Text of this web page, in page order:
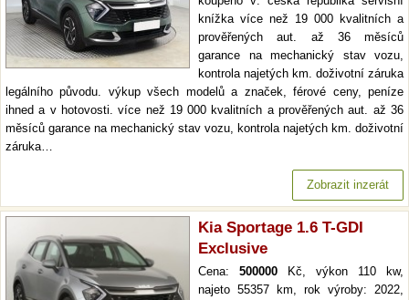
knížka více než 19 000 kvalitních a
prověřených aut. až 36 měsíců
garance na mechanický stav vozu,
kontrola najetých km. doživotní záruka
legálního původu. výkup všech modelů a značek, férové ceny, peníze
ihned a v hotovosti. více než 19 000 kvalitních a prověřených aut. až 36
měsíců garance na mechanický stav vozu, kontrola najetých km. doživotní
záruka…
Zobrazit inzerát
Kia Sportage 1.6 T-GDI
Exclusive
Cena: 500000 Kč, výkon 110 kw,
najeto 55357 km, rok výroby: 2022,